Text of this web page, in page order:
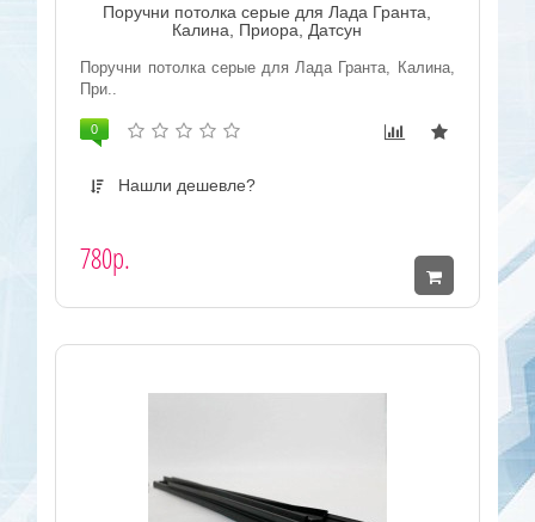
Поручни потолка серые для Лада Гранта,
Калина, Приора, Датсун
Поручни потолка серые для Лада Гранта, Калина,
При..
0
Нашли дешевле?
780р.